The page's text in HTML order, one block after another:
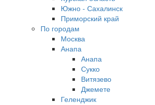
Южно - Сахалинск
Приморский край
По городам
Москва
Анапа
Анапа
Сукко
Витязево
Джемете
Геленджик